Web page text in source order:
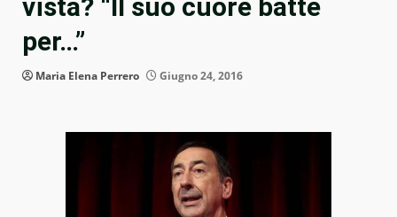
vista? “Il suo cuore batte
per…”
Maria Elena Perrero Giugno 24, 2016